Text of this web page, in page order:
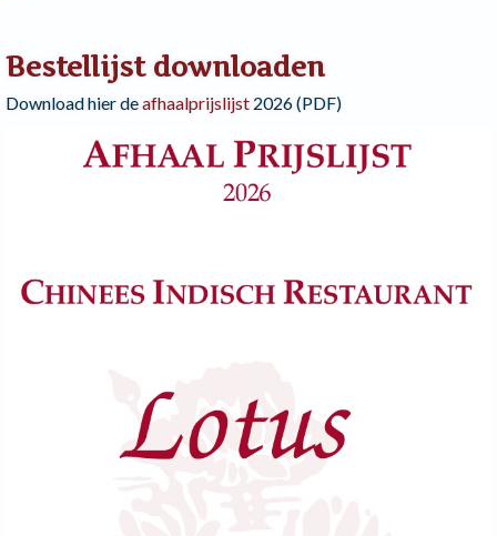
Bestellijst downloaden
Download hier deafhaalprijslijst 2026 (PDF)